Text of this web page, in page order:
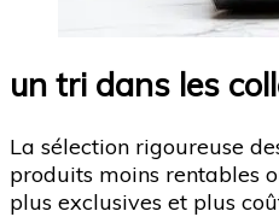
un tri dans les
La sélection rigoureuse
produits moins rentables
plus exclusives et plus